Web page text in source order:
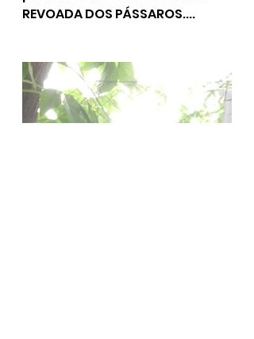
REVOADA DOS PÁSSAROS....